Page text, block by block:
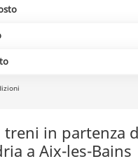
treni in partenza
a Aix-les-Bains